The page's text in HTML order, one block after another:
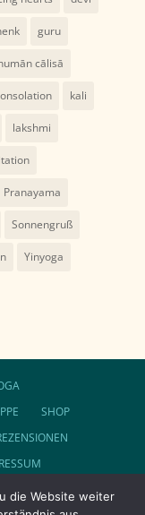
guru
cālisā
kali
lakshmi
Pranayama
Sonnengruß
Yinyoga
SHOP
die Website weiter